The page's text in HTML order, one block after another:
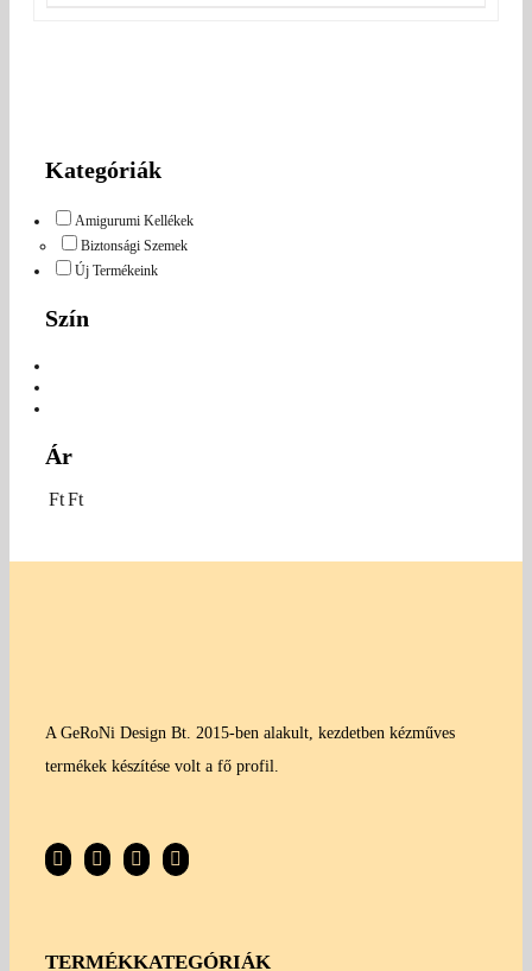
Kategóriák
Amigurumi Kellékek
Biztonsági Szemek
Új Termékeink
Szín
Ár
FtFt
A GeRoNi Design Bt. 2015-ben alakult, kezdetben kézműves
termékek készítése volt a fő profil.
TERMÉKKATEGÓRIÁK